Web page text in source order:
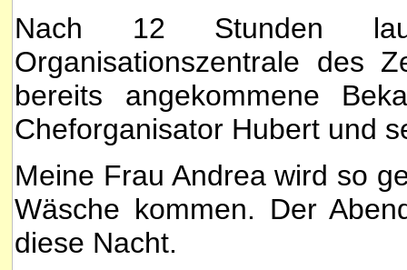
Nach 12 Stunden
Organisationszentrale des
bereits angekommene
Cheforganisator Hubert und
Meine Frau Andrea wird so
Wäsche kommen. Der
diese Nacht.